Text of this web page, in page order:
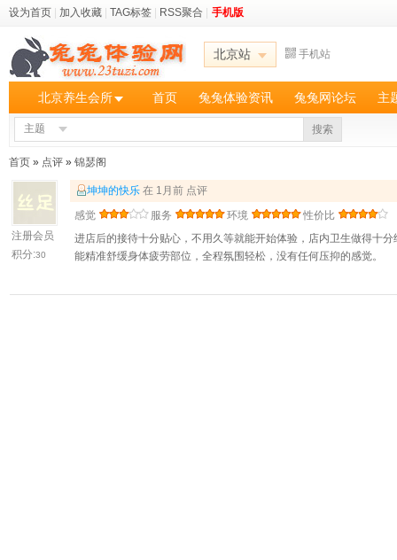
设为首页 加入收藏 TAG标签 RSS聚合 手机版
北京站 手机站
北京养生会所 首页 兔兔体验资讯 兔兔网论坛 主
主题 搜索
首页 » 点评 » 锦瑟阁
注册会员
积分:30
坤坤的快乐 在 1月前 点评
感觉
服务 环境
性价比
进店后的接待十分贴心，不用久等就能开始体验，店内卫生做得十
能精准舒缓身体疲劳部位，全程氛围轻松，没有任何压抑的感觉。